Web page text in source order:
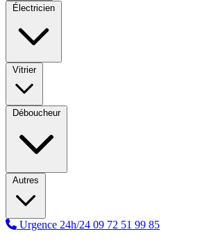
Électricien
Vitrier
Déboucheur
Autres
Urgence 24h/24 09 72 51 99 85